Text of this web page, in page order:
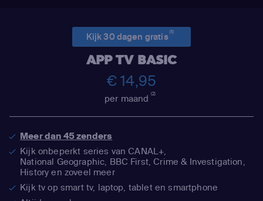
Kijk 30 dagen gratis(1)
APP TV BASIC
€ 14,95
per maand(2)
Meer dan 45 zenders
Kijk onbeperkt series van CANAL+,
National Geographic, BBC First, Crime & Investigation,
History en zoveel meer
Kijk tv op smart tv, laptop, tablet en smartphone